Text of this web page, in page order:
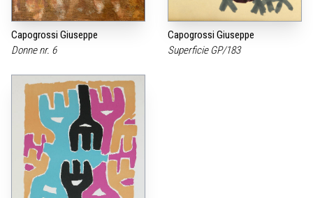
Capogrossi Giuseppe
Donne nr. 6
Capogrossi Giuseppe
Superficie GP/183